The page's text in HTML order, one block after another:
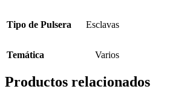
Tipo de Pulsera Esclavas
Temática Varios
Productos relacionados